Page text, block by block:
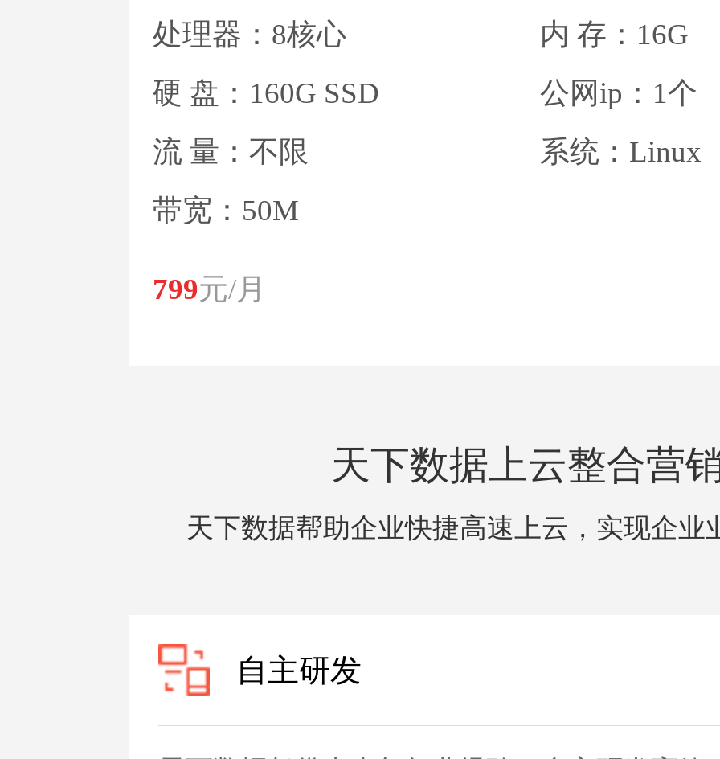
处理器：8核心
硬 盘：160G SSD
流 量：不限
带宽：50M
内 存：16G
公网ip：1个
系统：Linux
799元/月
天下数据上云整合营
天下数据帮助企业快捷高速上云，实现企业
自主研发